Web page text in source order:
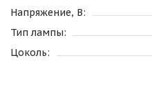
Напряжение, В:
Тип лампы:
Цоколь: